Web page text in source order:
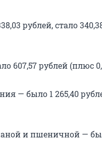
рублей, стало
607,57 рублей (плюс
— было 1 265,40
и пшеничной —